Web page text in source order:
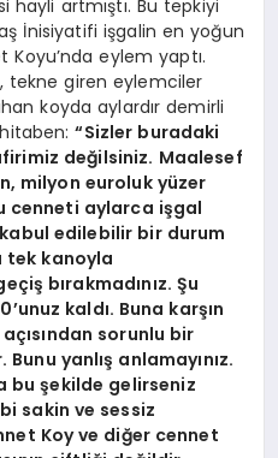
hayli artmıştı. Bu tepkiyi
İnisiyatifi işgalin en yoğun
eylem yaptı.
tekne giren eylemciler
koyda aylardır demirli
“Sizler buradaki
değilsiniz. Maalesef
milyon euroluk yüzer
cenneti aylarca işgal
edilebilir bir durum
tek kanoyla
bırakmadınız. Şu
kaldı. Buna karşın
sorunlu bir
yanlış anlamayınız.
bu şekilde gelirseniz
sakin ve sessiz
Koy ve diğer cennet